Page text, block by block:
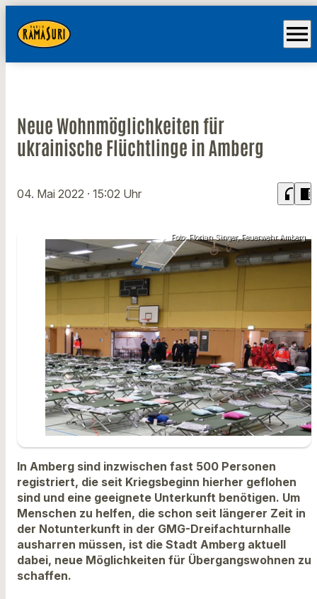
menu
Neue Wohnmöglichkeiten für
ukrainische Flüchtlinge in Amberg
04. Mai 2022 · 15:02 Uhr headphones chrome_reader_mode
Foto: Florian Singer, Feuerwehr Amberg
In Amberg sind inzwischen fast 500 Personen
registriert, die seit Kriegsbeginn hierher geflohen
sind und eine geeignete Unterkunft benötigen. Um
Menschen zu helfen, die schon seit längerer Zeit in
der Notunterkunft in der GMG-Dreifachturnhalle
ausharren müssen, ist die Stadt Amberg aktuell
dabei, neue Möglichkeiten für Übergangswohnen zu
schaffen.